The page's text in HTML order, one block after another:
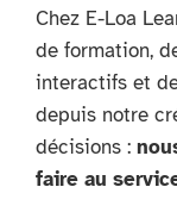
Chez E-Loa
de formation,
interactifs et
depuis notre
décisions :
faire au